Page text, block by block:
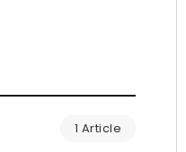
1 Article